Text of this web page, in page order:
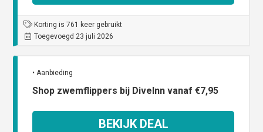
Korting is 761 keer gebruikt
Toegevoegd 23 juli 2026
• Aanbieding
Shop zwemflippers bij DiveInn vanaf €7,95
BEKIJK DEAL